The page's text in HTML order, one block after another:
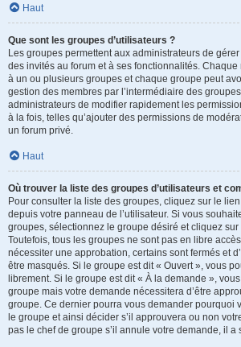
Haut
Que sont les groupes d’utilisateurs ?
Les groupes permettent aux administrateurs de
des invités au forum et à ses fonctionnalités.
à un ou plusieurs groupes et chaque groupe peut
gestion des membres par l’intermédiaire des
administrateurs de modifier rapidement les
à la fois, telles qu’ajouter des permissions de
un forum privé.
Haut
Où trouver la liste des groupes d’utilisateurs et
Pour consulter la liste des groupes, cliquez sur le lien
depuis votre panneau de l’utilisateur. Si vous
groupes, sélectionnez le groupe désiré et cliquez
Toutefois, tous les groupes ne sont pas en libre
nécessiter une approbation, certains sont fermés et
être masqués. Si le groupe est dit « Ouvert », vous
librement. Si le groupe est dit « À la demande »,
groupe mais votre demande nécessitera d’être
groupe. Ce dernier pourra vous demander pourquoi
le groupe et ainsi décider s’il approuvera ou non
pas le chef de groupe s’il annule votre demande, il a